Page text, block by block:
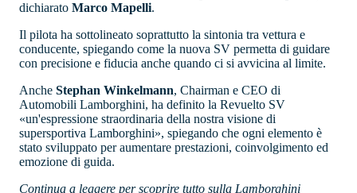
dichiarato Marco Mapelli.
Il pilota ha sottolineato soprattutto la sintonia tra vettura e
conducente, spiegando come la nuova SV permetta di guidare
con precisione e fiducia anche quando ci si avvicina al limite.
Anche Stephan Winkelmann, Chairman e CEO di
Automobili Lamborghini, ha definito la Revuelto SV
«un'espressione straordinaria della nostra visione di
supersportiva Lamborghini», spiegando che ogni elemento è
stato sviluppato per aumentare prestazioni, coinvolgimento ed
emozione di guida.
Continua a leggere per scoprire tutto sulla Lamborghini